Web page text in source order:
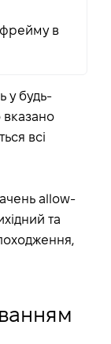
фрейму в
у будь-
всі
allow-
та